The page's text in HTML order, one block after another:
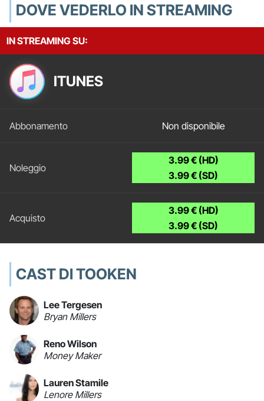
DOVE VEDERLO IN STREAMING
IN STREAMING SU:
ITUNES
Non disponibile
3.99 € (HD)
3.99 € (SD)
3.99 € (HD)
3.99 € (SD)
CAST DI TOOKEN
Lee Tergesen
Bryan Millers
Reno Wilson
Money Maker
Lauren Stamile
Lenore Millers